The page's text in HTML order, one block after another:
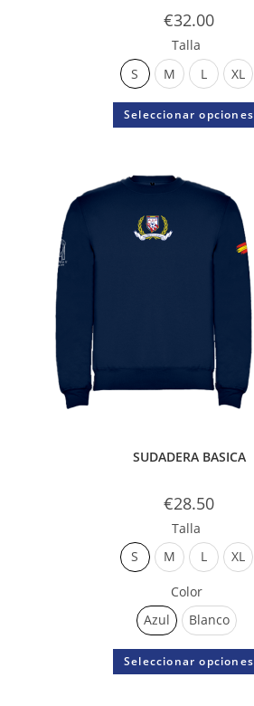
€32.00
Talla
S
M L XL
Seleccionar opciones
SUDADERA BASICA
€28.50
Talla
S
M L XL
Color
Azul
Blanco
Seleccionar opciones